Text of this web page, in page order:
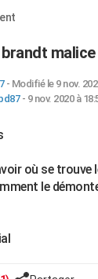
- Modifié le 9 nov.
- 9 nov. 2020 à
où se trouve
le